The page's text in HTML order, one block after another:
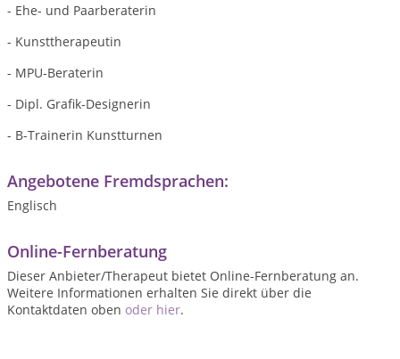
- Ehe- und Paarberaterin
- Kunsttherapeutin
- MPU-Beraterin
- Dipl. Grafik-Designerin
- B-Trainerin Kunstturnen
Angebotene Fremdsprachen:
Englisch
Online-Fernberatung
Dieser Anbieter/Therapeut bietet Online-Fernberatung an.
Weitere Informationen erhalten Sie direkt über die
Kontaktdaten oben oder hier.